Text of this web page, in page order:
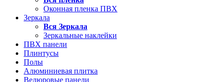
Оконная пленка ПВХ
Зеркала
Вся Зеркала
Зеркальные наклейки
ПВХ панели
Плинтусы
Полы
Алюминиевая плитка
Велюровые панели